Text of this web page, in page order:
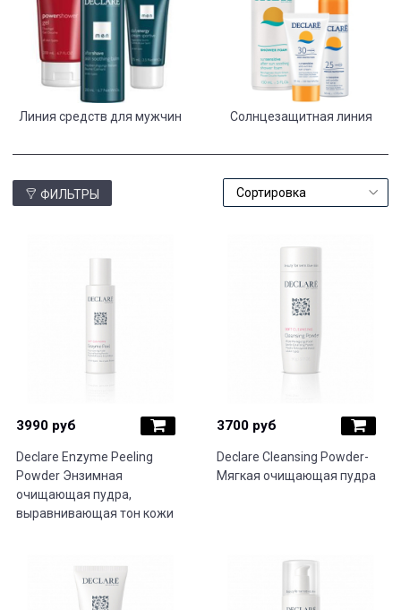
Линия средств для мужчин Солнцезащитная линия
ФИЛЬТРЫ
3990 руб
Declare Enzyme Peeling
Powder Энзимная
очищающая пудра,
выравнивающая тон кожи
3700 руб
Declare Cleansing Powder-
Мягкая очищающая пудра